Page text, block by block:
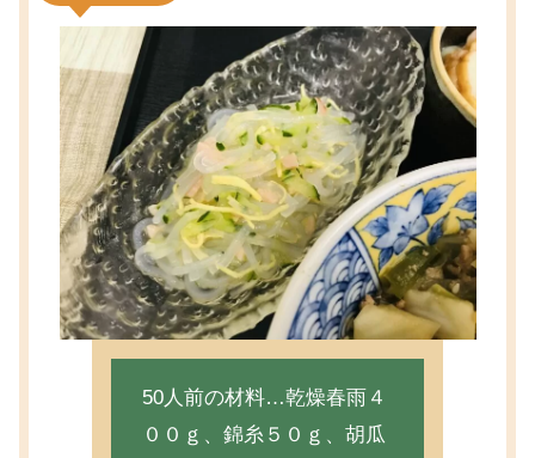
50人前の材料…乾燥春雨４
００ｇ、錦糸５０ｇ、胡瓜